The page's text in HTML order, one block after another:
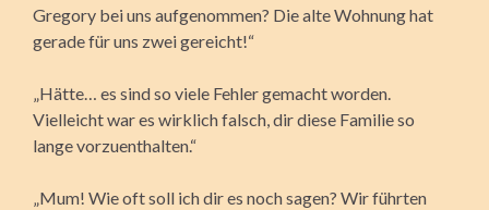
Gregory bei uns aufgenommen? Die alte Wohnung hat
gerade für uns zwei gereicht!“
„Hätte… es sind so viele Fehler gemacht worden.
Vielleicht war es wirklich falsch, dir diese Familie so
lange vorzuenthalten.“
„Mum! Wie oft soll ich dir es noch sagen? Wir führten